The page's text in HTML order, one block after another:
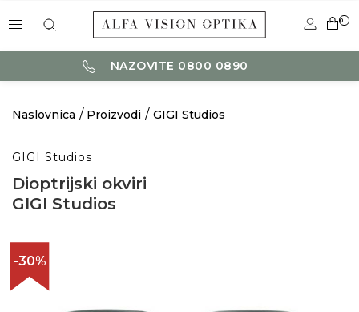
0
NAZOVITE 0800 0890
Naslovnica Proizvodi GIGI Studios
GIGI Studios
Dioptrijski okviri
GIGI Studios
-30%